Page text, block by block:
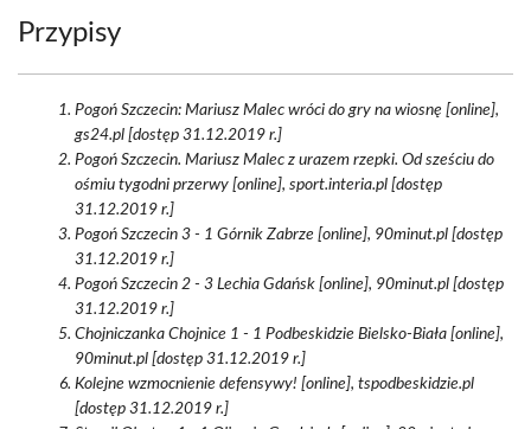
Przypisy
Pogoń Szczecin: Mariusz Malec wróci do gry na wiosnę [online],
gs24.pl [dostęp 31.12.2019 r.]
Pogoń Szczecin. Mariusz Malec z urazem rzepki. Od sześciu do
ośmiu tygodni przerwy [online], sport.interia.pl [dostęp
31.12.2019 r.]
Pogoń Szczecin 3 - 1 Górnik Zabrze [online], 90minut.pl [dostęp
31.12.2019 r.]
Pogoń Szczecin 2 - 3 Lechia Gdańsk [online], 90minut.pl [dostęp
31.12.2019 r.]
Chojniczanka Chojnice 1 - 1 Podbeskidzie Bielsko-Biała [online],
90minut.pl [dostęp 31.12.2019 r.]
Kolejne wzmocnienie defensywy! [online], tspodbeskidzie.pl
[dostęp 31.12.2019 r.]